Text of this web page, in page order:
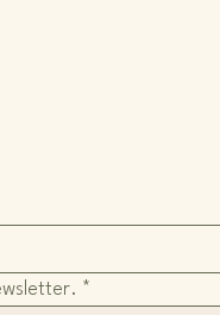
*